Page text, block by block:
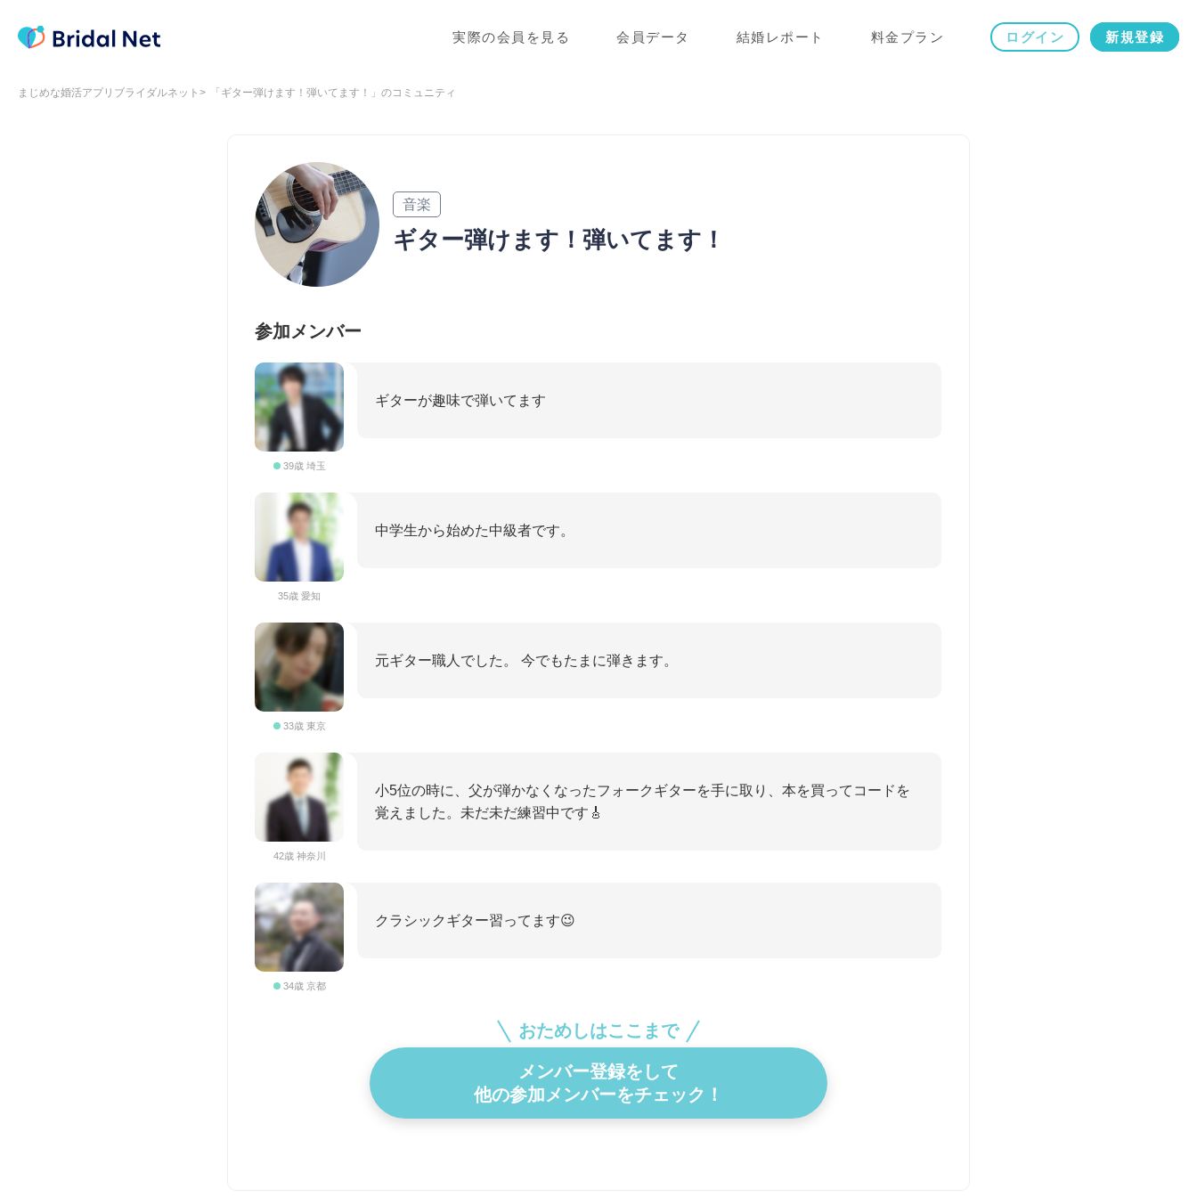
実際の会員を見る 会員データ 結婚レポート 料金プラン ログイン 新規登録
まじめな婚活アプリブライダルネット 「ギター弾けます！弾いてます！」のコミュニティ
音楽
ギター弾けます！弾いてます！
参加メンバー
39歳 埼玉
ギターが趣味で弾いてます
35歳 愛知
中学生から始めた中級者です。
33歳 東京
元ギター職人でした。 今でもたまに弾きます。
42歳 神奈川
小5位の時に、父が弾かなくなったフォークギターを手に取り、本を買ってコードを
覚えました。未だ未だ練習中です🎸
34歳 京都
クラシックギター習ってます😉
おためしはここまで
メンバー登録をして
他の参加メンバーをチェック！